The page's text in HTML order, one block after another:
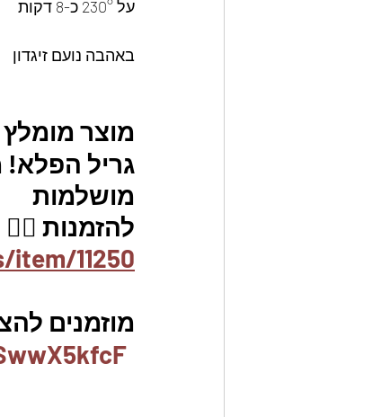
על 230° כ-8 דקות
באהבה נועם זיגדון
מוצר
גריל הפלא!
מושלמות
להזמנות 👇🏼
11250
מוזמנים